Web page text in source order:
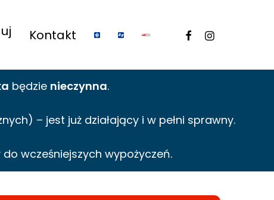
Kontakt facebookinstagram
będzie nieczynna.
– jest już działający i w pełni sprawny.
wcześniejszych wypożyczeń.